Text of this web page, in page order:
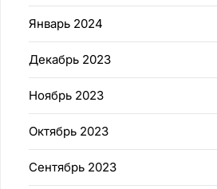
Январь 2024
Декабрь 2023
Ноябрь 2023
Октябрь 2023
Сентябрь 2023